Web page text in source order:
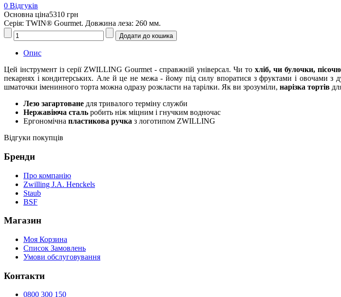
0 Відгуків
Основна ціна5310 грн
Серія: TWIN® Gourmet. Довжина леза: 260 мм.
Опис
Цей інструмент із серії ZWILLING Gourmet - справжній універсал. Чи тохліб, чи булочки,
пекарнях і кондитерських. Але й це не межа - йому під силу впоратися з фруктами і овочами
шматочки іменинного торта можна одразу розкласти на тарілки. Як ви зрозуміли, нарізка тортів
Лезо загартоване для тривалого терміну служби
Нержавіюча сталь робить ніж міцним і гнучким водночас
Ергономічна пластикова ручка з логотипом ZWILLING
Відгуки покупців
Бренди
Про компанію
Zwilling J.A. Henckels
Staub
BSF
Магазин
Моя Корзина
Список Замовлень
Умови обслуговування
Контакти
0800 300 150